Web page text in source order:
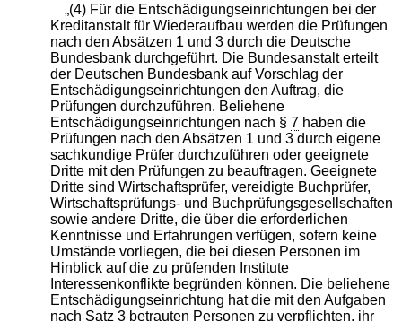
„(4) Für die Entschädigungseinrichtungen bei der
Kreditanstalt für Wiederaufbau werden die Prüfungen
nach den Absätzen 1 und 3 durch die Deutsche
Bundesbank durchgeführt. Die Bundesanstalt erteilt
der Deutschen Bundesbank auf Vorschlag der
Entschädigungseinrichtungen den Auftrag, die
Prüfungen durchzuführen. Beliehene
Entschädigungseinrichtungen nach § 7haben die
Prüfungen nach den Absätzen 1 und 3 durch eigene
sachkundige Prüfer durchzuführen oder geeignete
Dritte mit den Prüfungen zu beauftragen. Geeignete
Dritte sind Wirtschaftsprüfer, vereidigte Buchprüfer,
Wirtschaftsprüfungs- und Buchprüfungsgesellschaften
sowie andere Dritte, die über die erforderlichen
Kenntnisse und Erfahrungen verfügen, sofern keine
Umstände vorliegen, die bei diesen Personen im
Hinblick auf die zu prüfenden Institute
Interessenkonflikte begründen können. Die beliehene
Entschädigungseinrichtung hat die mit den Aufgaben
nach Satz 3 betrauten Personen zu verpflichten, ihr